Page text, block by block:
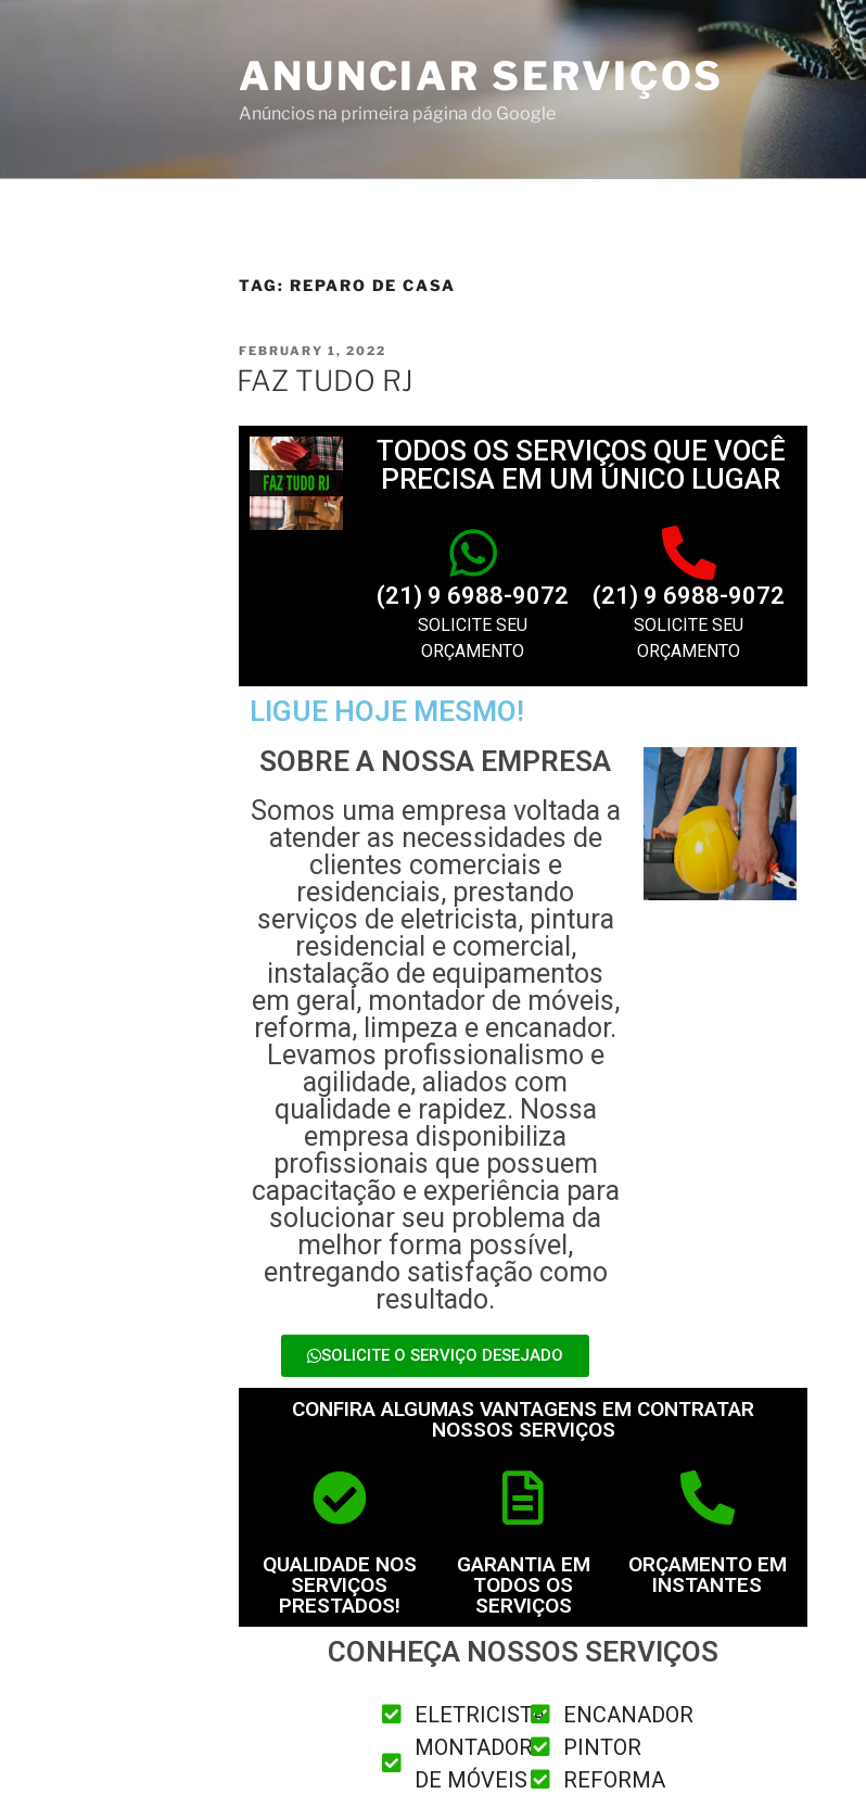
ANUNCIAR SERVIÇOS
Anúncios na primeira página do Google
TAG: REPARO DE CASA
FEBRUARY 1, 2022
FAZ TUDO RJ
TODOS OS SERVIÇOS QUE VOCÊ
PRECISA EM UM ÚNICO LUGAR
(21) 9 6988-9072
SOLICITE SEU
ORÇAMENTO
(21) 9 6988-9072
SOLICITE SEU
ORÇAMENTO
LIGUE HOJE MESMO!
SOBRE A NOSSA EMPRESA
Somos uma empresa voltada a
atender as necessidades de
clientes comerciais e
residenciais, prestando
serviços de eletricista, pintura
residencial e comercial,
instalação de equipamentos
em geral, montador de móveis,
reforma, limpeza e encanador.
Levamos profissionalismo e
agilidade, aliados com
qualidade e rapidez. Nossa
empresa disponibiliza
profissionais que possuem
capacitação e experiência para
solucionar seu problema da
melhor forma possível,
entregando satisfação como
resultado.
SOLICITE O SERVIÇO DESEJADO
CONFIRA ALGUMAS VANTAGENS EM CONTRATAR
NOSSOS SERVIÇOS
QUALIDADE NOS
SERVIÇOS
PRESTADOS!
GARANTIA EM
TODOS OS
SERVIÇOS
ORÇAMENTO EM
INSTANTES
CONHEÇA NOSSOS SERVIÇOS
ELETRICISTA
MONTADOR
DE MÓVEIS
ENCANADOR
PINTOR
REFORMA